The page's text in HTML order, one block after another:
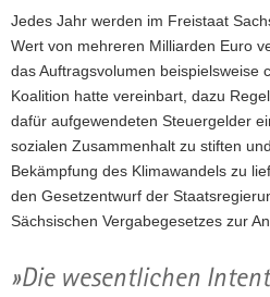
Jedes Jahr werden im Freistaat
Wert von mehreren Milliarden Euro
das Auftragsvolumen beispielsweise
Koalition hatte vereinbart, dazu
dafür aufgewendeten Steuergelder
sozialen Zusammenhalt zu stiften
Bekämpfung des Klimawandels zu
den Gesetzentwurf der
Sächsischen Vergabegesetzes zur
»Die wesentlichen